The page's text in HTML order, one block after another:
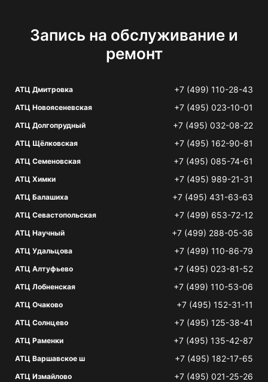
Запись на обслуживание и
ремонт
АТЦ Дмитровка +7 (499) 110-28-43
АТЦ Новоясеневская +7 (495) 023-10-01
АТЦ Долгопрудный +7 (495) 032-08-22
АТЦ Щёлковская +7 (495) 162-90-81
АТЦ Семеновская +7 (495) 085-74-61
АТЦ Химки +7 (495) 989-21-31
АТЦ Балашиха +7 (495) 431-63-63
АТЦ Севастопольская +7 (499) 653-72-12
АТЦ Научный +7 (499) 288-05-36
АТЦ Удальцова +7 (499) 110-86-79
АТЦ Алтуфьево +7 (495) 023-81-52
АТЦ Лобненская +7 (499) 110-53-06
АТЦ Очаково +7 (495) 152-31-11
АТЦ Солнцево +7 (495) 125-38-41
АТЦ Раменки +7 (495) 135-42-87
АТЦ Варшавское ш +7 (495) 182-17-65
АТЦ Измайлово +7 (495) 021-25-26